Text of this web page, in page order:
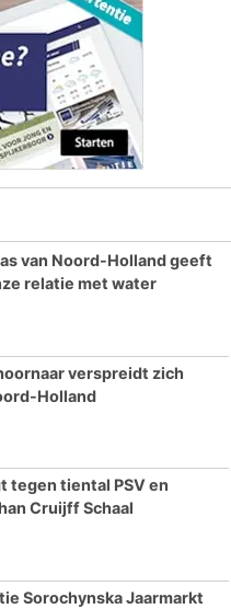
van Noord-Holland geeft
relatie met water
verspreidt zich
Holland
tegen tiental PSV en
Cruijff Schaal
Sorochynska Jaarmarkt